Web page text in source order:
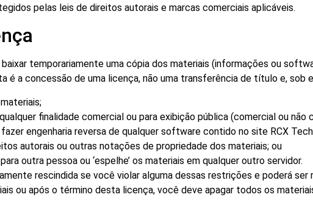
pelas leis de direitos autorais e marcas comerciais aplicáveis.
baixar temporariamente uma cópia dos materiais (informações ou
é a concessão de uma licença, não uma transferência de título e, sob
finalidade comercial ou para exibição pública (comercial ou não
engenharia reversa de qualquer software contido no site RCX
autorais ou outras notações de propriedade dos materiais; ou
outra pessoa ou ‘espelhe’ os materiais em qualquer outro servidor.
rescindida se você violar alguma dessas restrições e poderá ser
ou após o término desta licença, você deve apagar todos os